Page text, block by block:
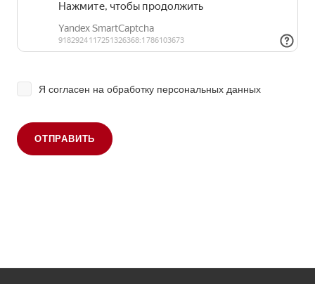
Я согласен на обработку персональных данных
ОТПРАВИТЬ